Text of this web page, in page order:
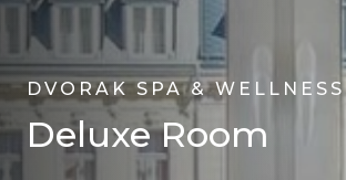
DVORAK SPA & WELLNESS
Deluxe Room